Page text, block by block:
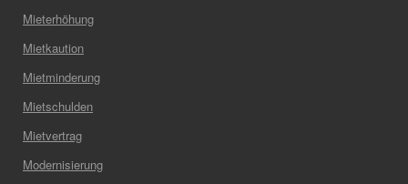
Mieterhöhung
Mietkaution
Mietminderung
Mietschulden
Mietvertrag
Modernisierung